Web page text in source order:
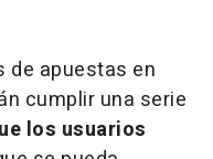
de apuestas en
cumplir una serie
los usuarios